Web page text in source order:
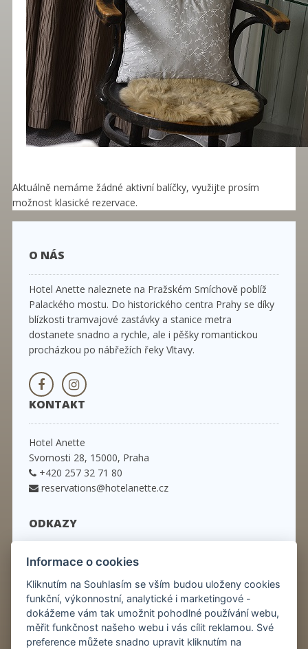
Aktuálně nemáme žádné aktivní balíčky, využijte prosím
možnost klasické rezervace.
O NÁS
Hotel Anette naleznete na Pražském Smíchově poblíž
Palackého mostu. Do historického centra Prahy se díky
blízkosti tramvajové zastávky a stanice metra
dostanete snadno a rychle, ale i pěšky romantickou
procházkou po nábřežích řeky Vltavy.
KONTAKT
Hotel Anette
Svornosti 28, 15000, Praha
+420 257 32 71 80
reservations@hotelanette.cz
ODKAZY
Úvod
Pobytové balíčky
Služby
Restaurace
Praha
Informace o cookies
Kliknutím na Souhlasím se vším budou uloženy cookies
funkční, výkonnostní, analytické i marketingové -
dokážeme vám tak umožnit pohodlné používání webu,
měřit funkčnost našeho webu i vás cílit reklamou. Své
preference můžete snadno upravit kliknutím na